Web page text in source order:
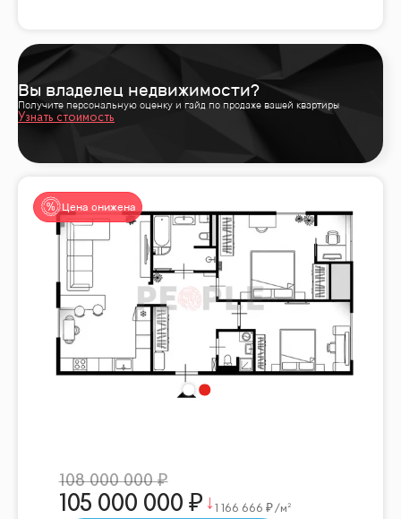
Вы владелец недвижимости?
Получите персональную оценку и гайд по продаже вашей квартиры
Узнать стоимость
Цена снижена
108 000 000
105 000 000 1 166 666 /м²